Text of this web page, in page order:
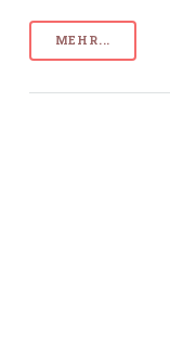
MEHR...